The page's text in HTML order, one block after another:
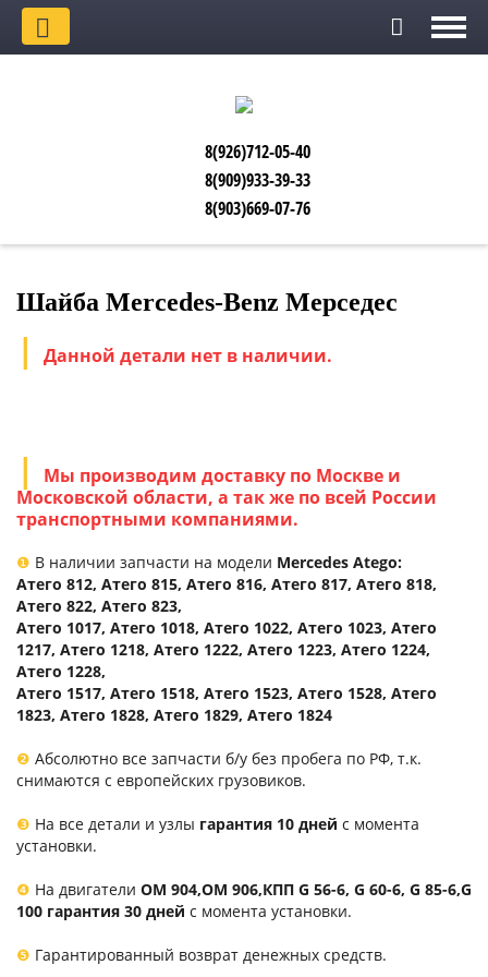
8(926)712-05-40
8(909)933-39-33
8(903)669-07-76
Шайба Mercedes-Benz Мерседес
Данной детали нет в наличии.
Мы производим доставку по Москве и
Московской области, а так же по всей России
транспортными компаниями.
❶ В наличии запчасти на модели Mercedes Atego:
Атего 812, Атего 815, Атего 816, Атего 817, Атего 818,
Атего 822, Атего 823,
Атего 1017, Атего 1018, Атего 1022, Атего 1023, Атего
1217, Атего 1218, Атего 1222, Атего 1223, Атего 1224,
Атего 1228,
Атего 1517, Атего 1518, Атего 1523, Атего 1528, Атего
1823, Атего 1828, Атего 1829, Атего 1824
❷ Абсолютно все запчасти б/у без пробега по РФ, т.к.
снимаются с европейских грузовиков.
❸ На все детали и узлы гарантия 10 дней с момента
установки.
❹ На двигатели ОМ 904,ОМ 906,КПП G 56-6, G 60-6, G 85-6,G
100 гарантия 30 дней с момента установки.
❺ Гарантированный возврат денежных средств.